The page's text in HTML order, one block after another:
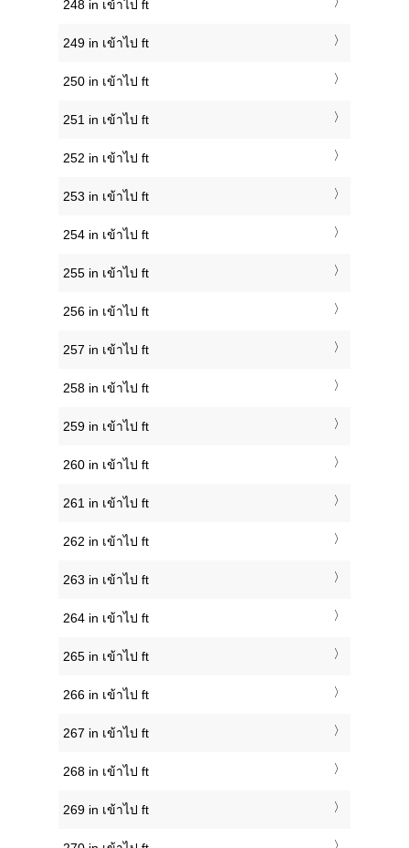
248 in เข้าไป ft
249 in เข้าไป ft
250 in เข้าไป ft
251 in เข้าไป ft
252 in เข้าไป ft
253 in เข้าไป ft
254 in เข้าไป ft
255 in เข้าไป ft
256 in เข้าไป ft
257 in เข้าไป ft
258 in เข้าไป ft
259 in เข้าไป ft
260 in เข้าไป ft
261 in เข้าไป ft
262 in เข้าไป ft
263 in เข้าไป ft
264 in เข้าไป ft
265 in เข้าไป ft
266 in เข้าไป ft
267 in เข้าไป ft
268 in เข้าไป ft
269 in เข้าไป ft